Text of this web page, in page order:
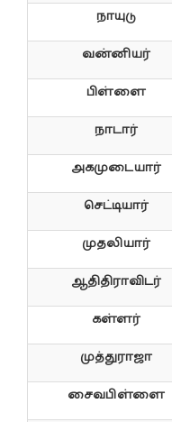
நாயுடு
வன்னியர்
பிள்ளை
நாடார்
அகமுடையார்
செட்டியார்
முதலியார்
ஆதிதிராவிடர்
கள்ளர்
முத்துராஜா
சைவபிள்ளை